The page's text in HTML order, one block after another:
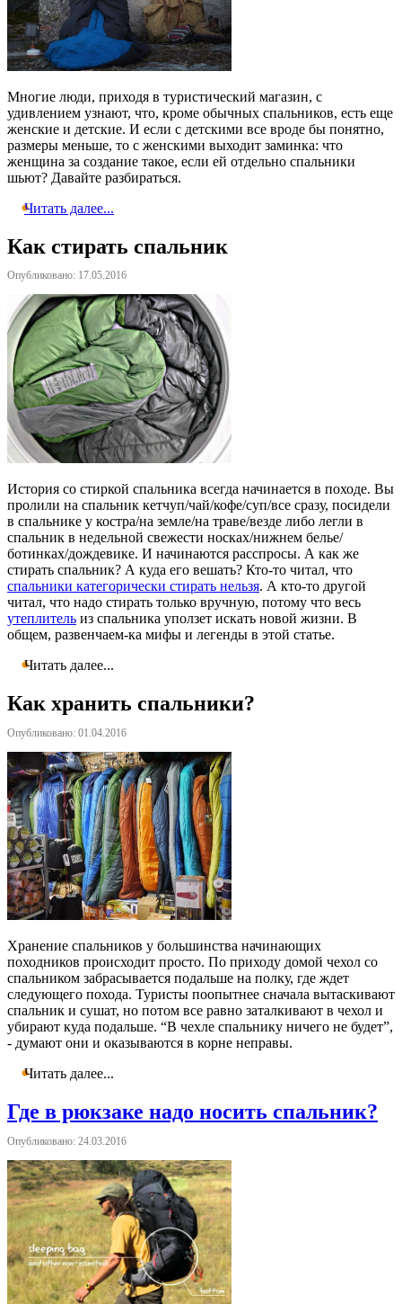
Многие люди, приходя в туристический магазин, с
удивлением узнают, что, кроме обычных спальников, есть еще
женские и детские. И если с детскими все вроде бы понятно,
размеры меньше, то с женскими выходит заминка: что
женщина за создание такое, если ей отдельно спальники
шьют? Давайте разбираться.
Читать далее...
Как стирать спальник
Опубликовано: 17.05.2016
История со стиркой спальника всегда начинается в походе. Вы
пролили на спальник кетчуп/чай/кофе/суп/все сразу, посидели
в спальнике у костра/на земле/на траве/везде либо легли в
спальник в недельной свежести носках/нижнем белье/
ботинках/дождевике. И начинаются расспросы. А как же
стирать спальник? А куда его вешать? Кто-то читал, что
спальники категорически стирать нельзя. А кто-то другой
читал, что надо стирать только вручную, потому что весь
утеплитель из спальника уползет искать новой жизни. В
общем, развенчаем-ка мифы и легенды в этой статье.
Читать далее...
Как хранить спальники?
Опубликовано: 01.04.2016
Хранение спальников у большинства начинающих
походников происходит просто. По приходу домой чехол со
спальником забрасывается подальше на полку, где ждет
следующего похода. Туристы поопытнее сначала вытаскивают
спальник и сушат, но потом все равно заталкивают в чехол и
убирают куда подальше. “В чехле спальнику ничего не будет”,
- думают они и оказываются в корне неправы.
Читать далее...
Где в рюкзаке надо носить спальник?
Опубликовано: 24.03.2016